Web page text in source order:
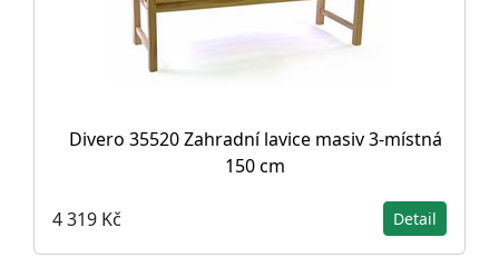
Divero 35520 Zahradní lavice masiv 3-místná
150 cm
4 319 Kč Detail